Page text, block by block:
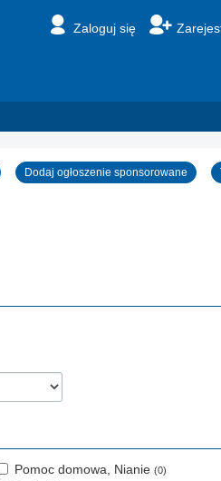
Zaloguj się
Dodaj ogłoszenie sponsorowane
Pomoc domowa, Nianie (0)